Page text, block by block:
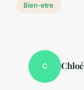
Bien-etre
C Chloé